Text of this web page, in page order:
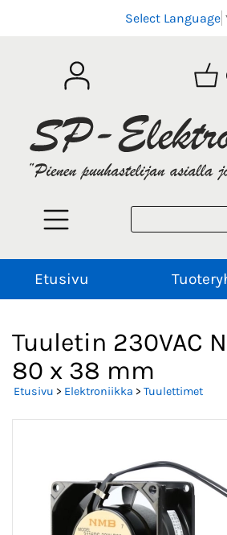
Select Language
Etusivu
Tuuletin 230VAC
80 x 38 mm
Etusivu > Elektroniikka > Tuulettimet